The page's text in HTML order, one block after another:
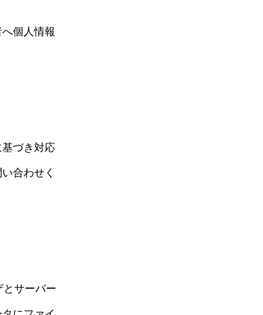
個人情報
づき対応
合わせく
とサーバー